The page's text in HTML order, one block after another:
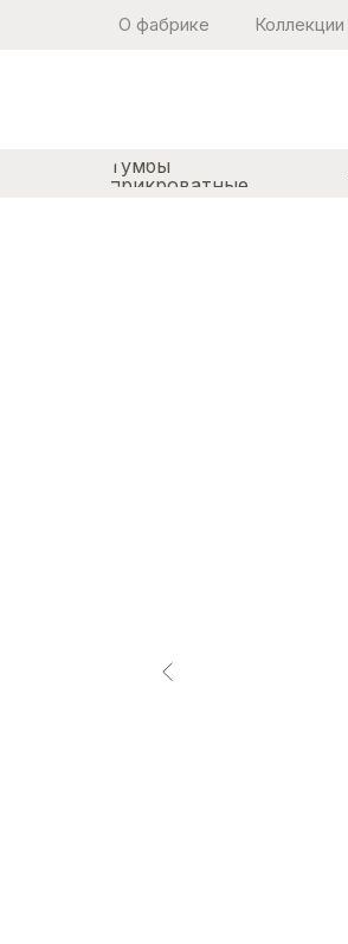
О фабрике Коллекции
Тумбы
прикроватные